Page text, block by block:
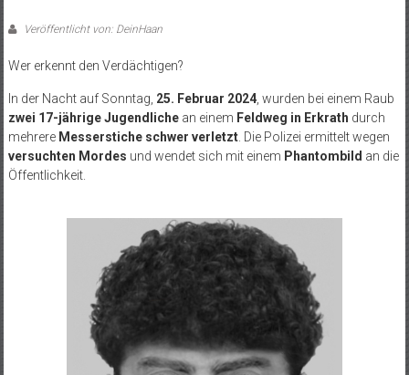
Veröffentlicht von: DeinHaan
Wer erkennt den Verdächtigen?
In der Nacht auf Sonntag, 25. Februar 2024, wurden bei einem Raub
zwei 17-jährige Jugendlichean einem Feldweg in Erkrath durch
mehrere Messerstiche schwer verletzt. Die Polizei ermittelt wegen
versuchten Mordes und wendet sich mit einem Phantombild an die
Öffentlichkeit.